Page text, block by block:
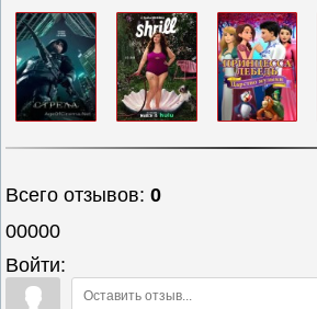
Всего отзывов:0
00000
Войти: